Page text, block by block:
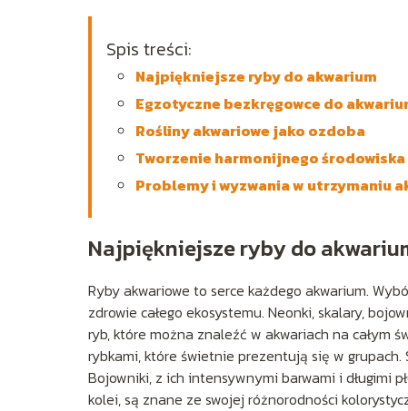
Spis treści:
Najpiękniejsze ryby do akwarium
Egzotyczne bezkręgowce do
Rośliny akwariowe jako ozdoba
Tworzenie harmonijnego środowiska
Problemy i wyzwania w utrzymaniu
Najpiękniejsze ryby do
Ryby akwariowe to serce każdego akwarium.
zdrowie całego ekosystemu. Neonki, skalary,
ryb, które można znaleźć w akwariach na całym
rybkami, które świetnie prezentują się w
Bojowniki, z ich intensywnymi barwami i długimi
kolei, są znane ze swojej różnorodności